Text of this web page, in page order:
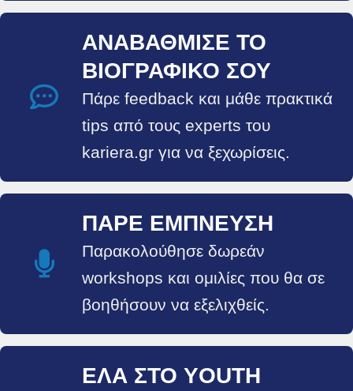
ΑΝΑΒΆΘΜΙΣΕ ΤΟ
ΒΙΟΓΡΑΦΙΚΌ ΣΟΥ
Πάρε feedback και μάθε πρακτικά
tips από τους experts του
kariera.gr για να ξεχωρίσεις.
ΠΆΡΕ ΈΜΠΝΕΥΣΗ
Παρακολούθησε δωρεάν
workshops και ομιλίες που θα σε
βοηθήσουν να εξελιχθείς.
ΈΛΑ ΣΤΟ YOUTH